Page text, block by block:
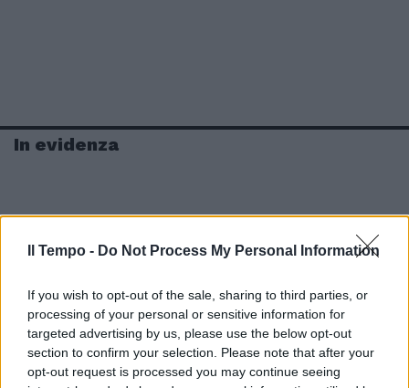
Il Tempo - Do Not Process My Personal Information
If you wish to opt-out of the sale, sharing to third parties, or
processing of your personal or sensitive information for
targeted advertising by us, please use the below opt-out
section to confirm your selection. Please note that after your
opt-out request is processed you may continue seeing
In evidenza